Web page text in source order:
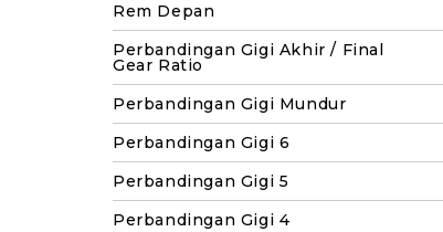
Rem Depan
Perbandingan Gigi Akhir / Final
Gear Ratio
Perbandingan Gigi Mundur
Perbandingan Gigi 6
Perbandingan Gigi 5
Perbandingan Gigi 4